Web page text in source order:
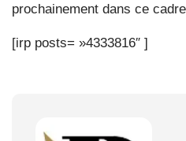
prochainement dans ce
[irp posts= »4333816″ ]